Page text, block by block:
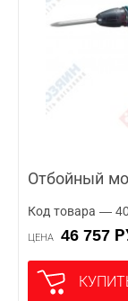
Отбойный
Код товара —
ЦЕНА 46 757